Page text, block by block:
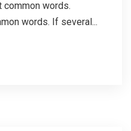
common words.
words. If several...